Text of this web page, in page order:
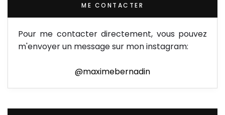
ME CONTACTER
Pour me contacter directement, vous pouvez
m'envoyer un message sur mon instagram:
@maximebernadin